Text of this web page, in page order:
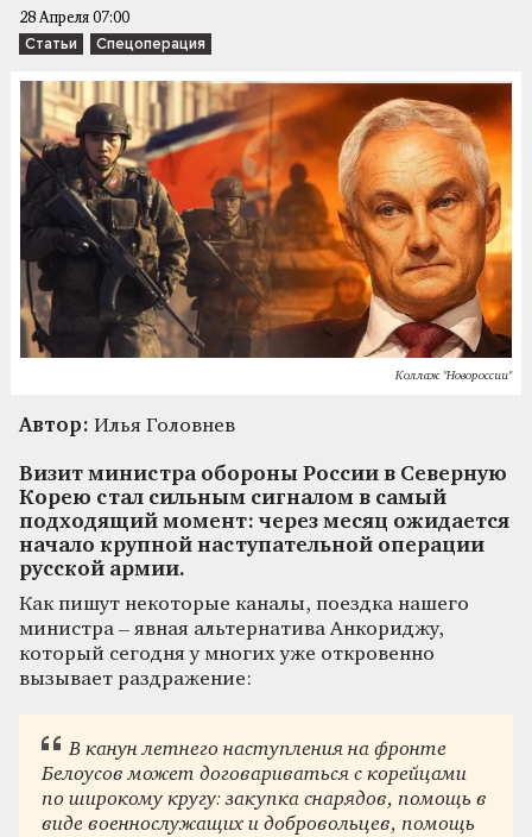
28 Апреля 07:00
Статьи Спецоперация
Коллаж "Новороссии"
Автор: Илья Головнев
Визит министра обороны России в Северную
Корею стал сильным сигналом в самый
подходящий момент: через месяц ожидается
начало крупной наступательной операции
русской армии.
Как пишут некоторые каналы, поездка нашего
министра – явная альтернатива Анкориджу,
который сегодня у многих уже откровенно
вызывает раздражение:
В канун летнего наступления на фронте
Белоусов может договариваться с корейцами
по широкому кругу: закупка снарядов, помощь в
виде военнослужащих и добровольцев, помощь